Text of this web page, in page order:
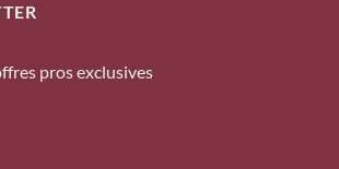
pros exclusives